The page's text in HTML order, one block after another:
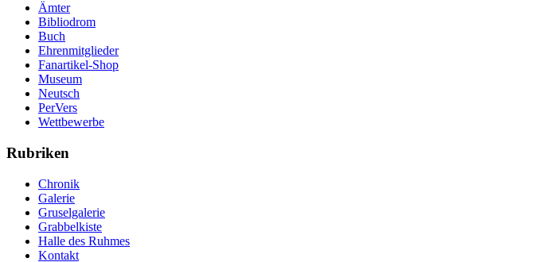
Ämter
Bibliodrom
Buch
Ehrenmitglieder
Fanartikel-Shop
Museum
Neutsch
PerVers
Wettbewerbe
Rubriken
Chronik
Galerie
Gruselgalerie
Grabbelkiste
Halle des Ruhmes
Kontakt